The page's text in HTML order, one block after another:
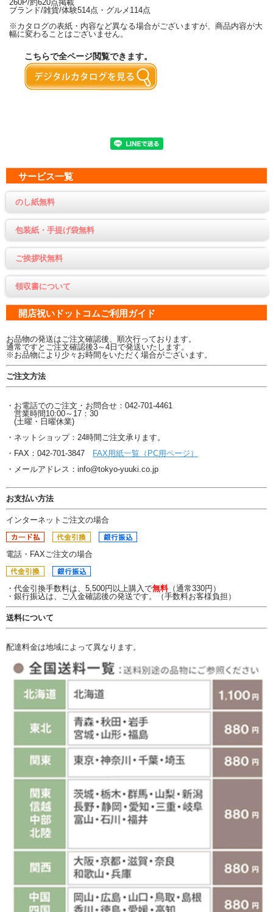
260P/約620点掲載
ブランド/雑貨/体験514点・グルメ114点
※カタログの表紙・内容など異なる場合がございますが、商品内容が大
幅に変わることはございません。
こちらで全ページ閲覧できます。
サービス一覧
のし紙無料
包装紙・手提げ袋無料
ご挨拶状無料
領収書について
開店祝いドットコムご利用ガイド
お品物の発送はご注文確認後、順次行っております。
通常ですとご注文確認後3～4日で発送いたします。
※お品物により少々お時間をいただく場合がございます。
ご注文方法
・お電話でのご注文・お問合せ：042-701-4461
営業時間10:00～17：30
(土曜・日曜休業)
・ネットショップ：24時間ご注文承ります。
・FAX：042-701-3847 FAX用紙一覧（PC用ページ）
・メールアドレス：info@tokyo-yuuki.co.jp
お支払い方法
インターネットご注文の場合
電話・FAXご注文の場合
・代金引換手数料は、5,500円以上購入で無料（通常330円）
・銀行振込は、ご入金確認後の発送です。（手数料お客様負担）
送料について
配達料金は地域によって異なります。